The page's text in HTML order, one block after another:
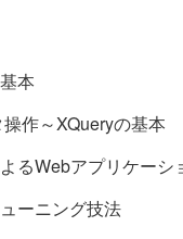
本
作～XQueryの基本
るWebアプリケーシ
ーニング技法